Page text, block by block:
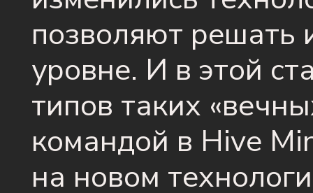
позволяют решать
уровне. И в этой
типов таких
командой в Hive
на новом